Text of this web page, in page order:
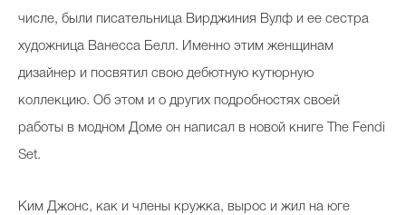
числе, были писательница Вирджиния Вулф и ее сестра
художница Ванесса Белл. Именно этим женщинам
дизайнер и посвятил свою дебютную кутюрную
коллекцию. Об этом и о других подробностях своей
работы в модном Доме он написал в новой книге The Fendi
Set.
Ким Джонс, как и члены кружка, вырос и жил на юге